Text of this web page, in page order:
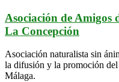
Saltar
al
contenido
Asociación de
La Concepción
Asociación naturalista sin
la difusión y la promoción
Málaga.